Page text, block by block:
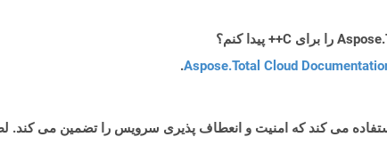
Aspose.Total Cloud
.